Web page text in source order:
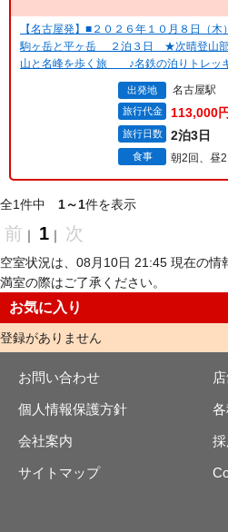
【名古屋発】■２０２６年１０月８日（
駒ヶ岳と平ヶ岳 ２泊３日 ★次晴登山
山と名峰を歩く旅 ♪名鉄の泊りトレッ
出発地 名古屋駅
旅行代金 113,000円
旅行日数 2泊3日
食事 朝2回、昼
全1件中 1～1件を表示
前 ｜ 1 ｜ 次
空室状況は、08月10日 21:45 現在の情
満室の際はご了承ください。
お気に入り
登録がありません
お問い合わせ
個人情報保護方針
会社案内
サイトマップ